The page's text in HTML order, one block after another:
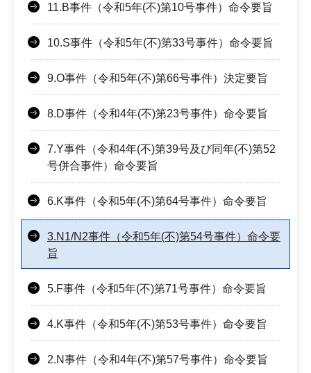
11.B事件（令和5年(不)第10号事件）命令要旨
10.S事件（令和5年(不)第33号事件）命令要旨
9.O事件（令和5年(不)第66号事件）決定要旨
8.D事件（令和4年(不)第23号事件）命令要旨
7.Y事件（令和4年(不)第39号及び同年(不)第52
号併合事件）命令要旨
6.K事件（令和5年(不)第64号事件）命令要旨
3.N1/N2事件（令和5年(不)第54号事件）命令要
旨
5.F事件（令和5年(不)第71号事件）命令要旨
4.K事件（令和5年(不)第53号事件）命令要旨
2.N事件（令和4年(不)第57号事件）命令要旨